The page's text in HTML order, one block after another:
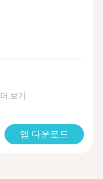
더 보기
앱 다운로드